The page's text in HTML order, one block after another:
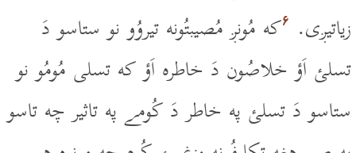
زياتيږى. ۶که مُونږ مُصيبتُونه تيروُو نو ستاسو دَ
تسلئ اَؤ خلاصُون دَ خاطره اَؤ که تسلى مُومُو نو
ستاسو دَ تسلئ په خاطر دَ کُومے په تاثير چه تاسو